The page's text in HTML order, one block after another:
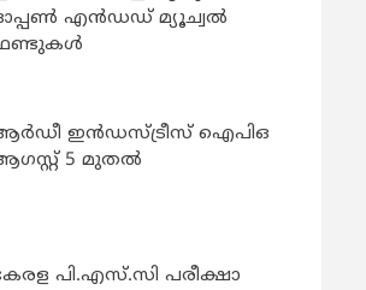
എന്‍ഡഡ് മ്യൂച്വല്‍
ഇൻഡസ്ട്രീസ് ഐപിഒ
5 മുതൽ
പി.എസ്.സി പരീക്ഷാ